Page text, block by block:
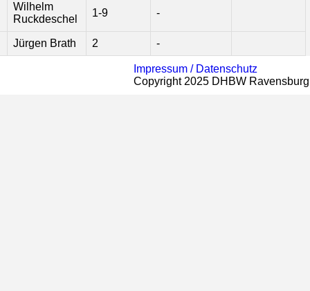
Wilhelm
Ruckdeschel
1-9 -
Jürgen Brath 2 -
Impressum / Datenschutz
Copyright 2025 DHBW Ravensburg